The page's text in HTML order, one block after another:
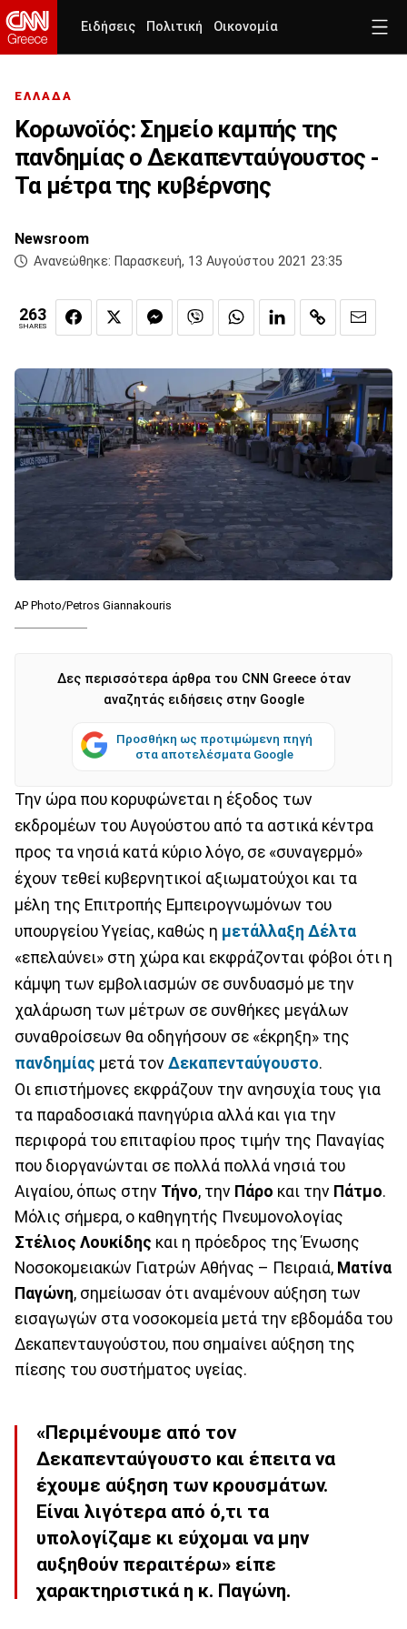
Ειδήσεις Πολιτική Οικονομία
ΕΛΛΑΔΑ
Κορωνοϊός: Σημείο καμπής της
πανδημίας ο Δεκαπενταύγουστος -
Τα μέτρα της κυβέρνσης
Newsroom
Ανανεώθηκε: Παρασκευή, 13 Αυγούστου 2021 23:35
263
SHARES
AP Photo/Petros Giannakouris
Δες περισσότερα άρθρα του CNN Greece όταν
αναζητάς ειδήσεις στην Google
Προσθήκη ως προτιμώμενη πηγή
στα αποτελέσματα Google
Την ώρα που κορυφώνεται η έξοδος των
εκδρομέων του Αυγούστου από τα αστικά κέντρα
προς τα νησιά κατά κύριο λόγο, σε «συναγερμό»
έχουν τεθεί κυβερνητικοί αξιωματούχοι και τα
μέλη της Επιτροπής Εμπειρογνωμόνων του
υπουργείου Υγείας, καθώς η μετάλλαξη Δέλτα
«επελαύνει» στη χώρα και εκφράζονται φόβοι ότι η
κάμψη των εμβολιασμών σε συνδυασμό με την
χαλάρωση των μέτρων σε συνθήκες μεγάλων
συναθροίσεων θα οδηγήσουν σε «έκρηξη» της
πανδημίας μετά τον Δεκαπενταύγουστο.
Οι επιστήμονες εκφράζουν την ανησυχία τους για
τα παραδοσιακά πανηγύρια αλλά και για την
περιφορά του επιταφίου προς τιμήν της Παναγίας
που διοργανώνται σε πολλά πολλά νησιά του
Αιγαίου, όπως στην Τήνο, την Πάρο και την Πάτμο.
Μόλις σήμερα, ο καθηγητής Πνευμονολογίας
Στέλιος Λουκίδης και η πρόεδρος της Ένωσης
Νοσοκομειακών Γιατρών Αθήνας – Πειραιά, Ματίνα
Παγώνη, σημείωσαν ότι αναμένουν αύξηση των
εισαγωγών στα νοσοκομεία μετά την εβδομάδα του
Δεκαπενταυγούστου, που σημαίνει αύξηση της
πίεσης του συστήματος υγείας.
«Περιμένουμε από τον
Δεκαπενταύγουστο και έπειτα να
έχουμε αύξηση των κρουσμάτων.
Είναι λιγότερα από ό,τι τα
υπολογίζαμε κι εύχομαι να μην
αυξηθούν περαιτέρω» είπε
χαρακτηριστικά η κ. Παγώνη.